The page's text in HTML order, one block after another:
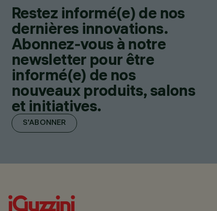
Restez informé(e) de nos
dernières innovations.
Abonnez-vous à notre
newsletter pour être
informé(e) de nos
nouveaux produits, salons
et initiatives.
S'ABONNER